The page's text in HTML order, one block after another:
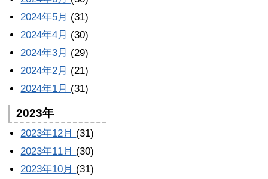
2024年5月 (31)
2024年4月 (30)
2024年3月 (29)
2024年2月 (21)
2024年1月 (31)
2023年
2023年12月 (31)
2023年11月 (30)
2023年10月 (31)